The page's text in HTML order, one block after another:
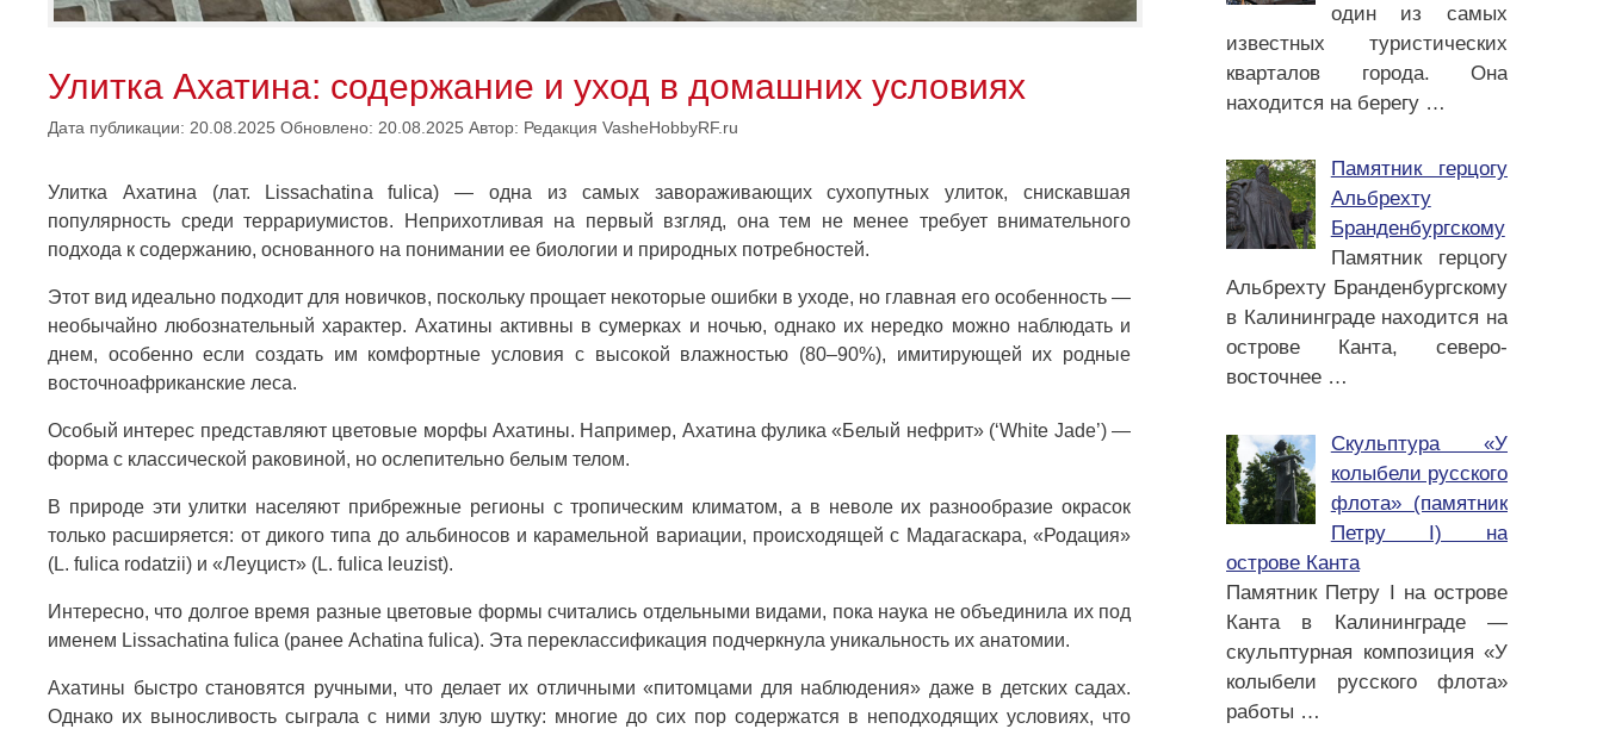
Улитка Ахатина: содержание и уход в домашних условиях
Дата публикации: 20.08.2025 Обновлено: 20.08.2025 Автор: Редакция VasheHobbyRF.ru
Улитка Ахатина (лат. Lissachatina fulica) — одна из самых завораживающих сухопутных улиток, снискавшая
популярность среди террариумистов. Неприхотливая на первый взгляд, она тем не менее требует внимательного
подхода к содержанию, основанного на понимании ее биологии и природных потребностей.
Этот вид идеально подходит для новичков, поскольку прощает некоторые ошибки в уходе, но главная его особенность —
необычайно любознательный характер. Ахатины активны в сумерках и ночью, однако их нередко можно наблюдать и
днем, особенно если создать им комфортные условия с высокой влажностью (80–90%), имитирующей их родные
восточноафриканские леса.
Особый интерес представляют цветовые морфы Ахатины. Например, Ахатина фулика «Белый нефрит» (‘White Jade’) —
форма с классической раковиной, но ослепительно белым телом.
В природе эти улитки населяют прибрежные регионы с тропическим климатом, а в неволе их разнообразие окрасок
только расширяется: от дикого типа до альбиносов и карамельной вариации, происходящей с Мадагаскара, «Родация»
(L. fulica rodatzii) и «Леуцист» (L. fulica leuzist).
Интересно, что долгое время разные цветовые формы считались отдельными видами, пока наука не объединила их под
именем Lissachatina fulica (ранее Achatina fulica). Эта переклассификация подчеркнула уникальность их анатомии.
Ахатины быстро становятся ручными, что делает их отличными «питомцами для наблюдения» даже в детских садах.
Однако их выносливость сыграла с ними злую шутку: многие до сих пор содержатся в неподходящих условиях, что
один из самых
известных туристических
кварталов города. Она
находится на берегу …
Памятник герцогу
Альбрехту
Бранденбургскому
Памятник герцогу
Альбрехту Бранденбургскому
в Калининграде находится на
острове Канта, северо-
восточнее …
Скульптура «У
колыбели русского
флота» (памятник
Петру I) на
острове Канта
Памятник Петру I на острове
Канта в Калининграде —
скульптурная композиция «У
колыбели русского флота»
работы …